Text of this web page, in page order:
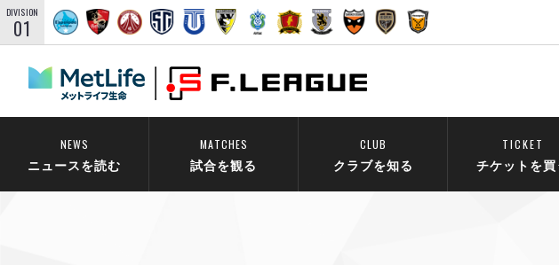
DIVISION
01
NEWS
ニュースを読む
MATCHES
試合を観る
CLUB
クラブを知る
TICKET
チケットを買